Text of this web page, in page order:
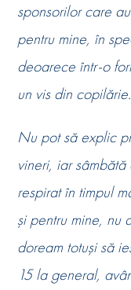
sponsorilor care
pentru mine, în
deoarece într-o
un vis din copilărie.
Nu pot să explic
vineri, iar
respirat în timpul
și pentru mine, nu
doream totuși să
15 la general,